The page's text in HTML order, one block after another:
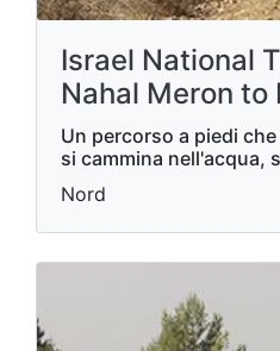
Israel National
Nahal Meron to
Un percorso a piedi
si cammina nell'acqua,
Nord